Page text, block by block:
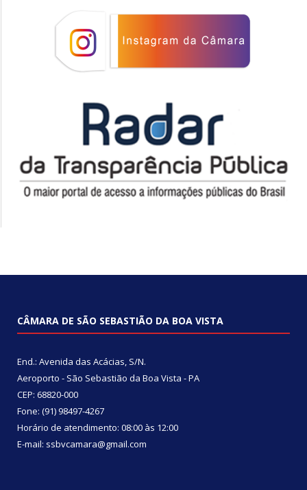
CÂMARA DE SÃO SEBASTIÃO DA BOA VISTA
End.: Avenida das Acácias, S/N.
Aeroporto - São Sebastião da Boa Vista - PA
CEP: 68820-000
Fone: (91) 98497-4267
Horário de atendimento: 08:00 às 12:00
E-mail: ssbvcamara@gmail.com